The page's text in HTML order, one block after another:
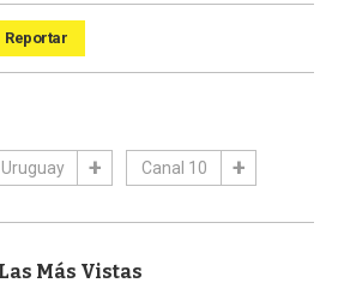
Reportar
Canal 10
Las Más Vistas